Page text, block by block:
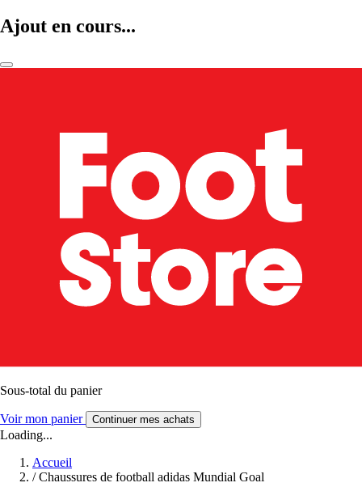
Ajout en cours...
Sous-total du panier
Voir mon panier Continuer mes achats
Loading...
Accueil
/ Chaussures de football adidas Mundial Goal